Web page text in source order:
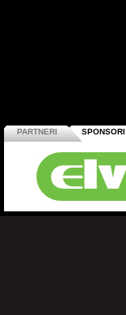
PARTNERI SPONSORI